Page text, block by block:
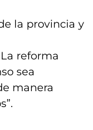
la provincia y
reforma
sea
manera